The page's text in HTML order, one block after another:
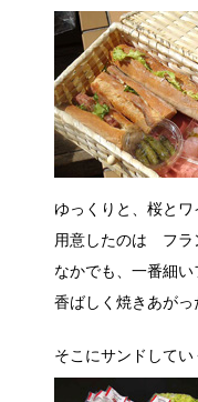
ゆっくりと、桜とワ
用意したのは フラ
なかでも、一番細い
香ばしく焼きあが
そこにサンドしてい